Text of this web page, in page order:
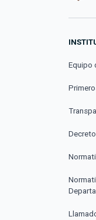
Equipo